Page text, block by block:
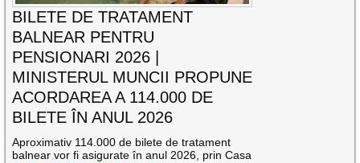
BILETE DE TRATAMENT
BALNEAR PENTRU
PENSIONARI 2026 |
MINISTERUL MUNCII PROPUNE
ACORDAREA A 114.000 DE
BILETE ÎN ANUL 2026
Aproximativ 114.000 de bilete de tratament
balnear vor fi asigurate în anul 2026, prin Casa